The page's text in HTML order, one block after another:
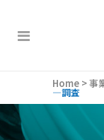
Home >事
―調査